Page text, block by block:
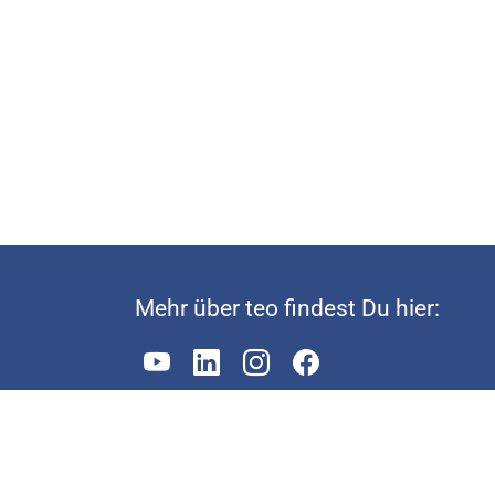
Mehr über teo findest Du hier: